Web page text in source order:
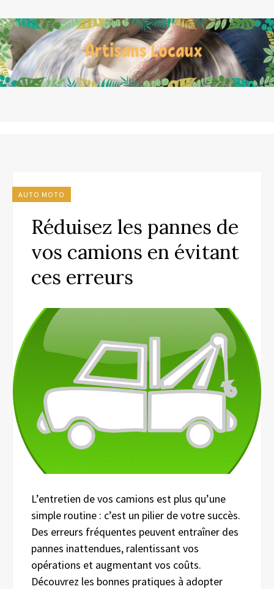
AUTO MOTO
Réduisez les pannes de
vos camions en évitant
ces erreurs
L’entretien de vos camions est plus qu’une
simple routine : c’est un pilier de votre succès.
Des erreurs fréquentes peuvent entraîner des
pannes inattendues, ralentissant vos
opérations et augmentant vos coûts.
Découvrez les bonnes pratiques à adopter